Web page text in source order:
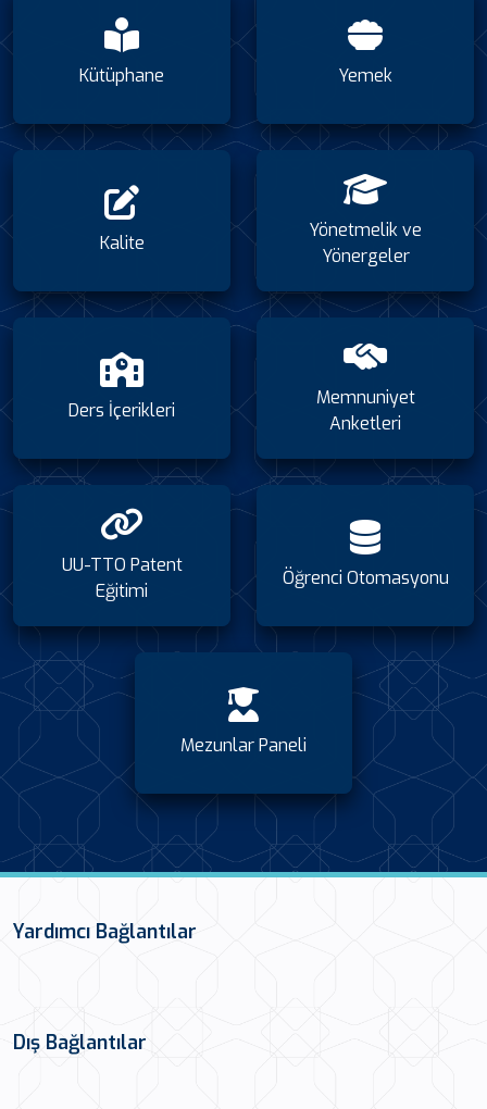
Kütüphane Yemek
Kalite
Yönetmelik ve
Yönergeler
Ders İçerikleri
Memnuniyet
Anketleri
UU-TTO Patent
Eğitimi
Öğrenci Otomasyonu
Mezunlar Paneli
Yardımcı Bağlantılar
Dış Bağlantılar